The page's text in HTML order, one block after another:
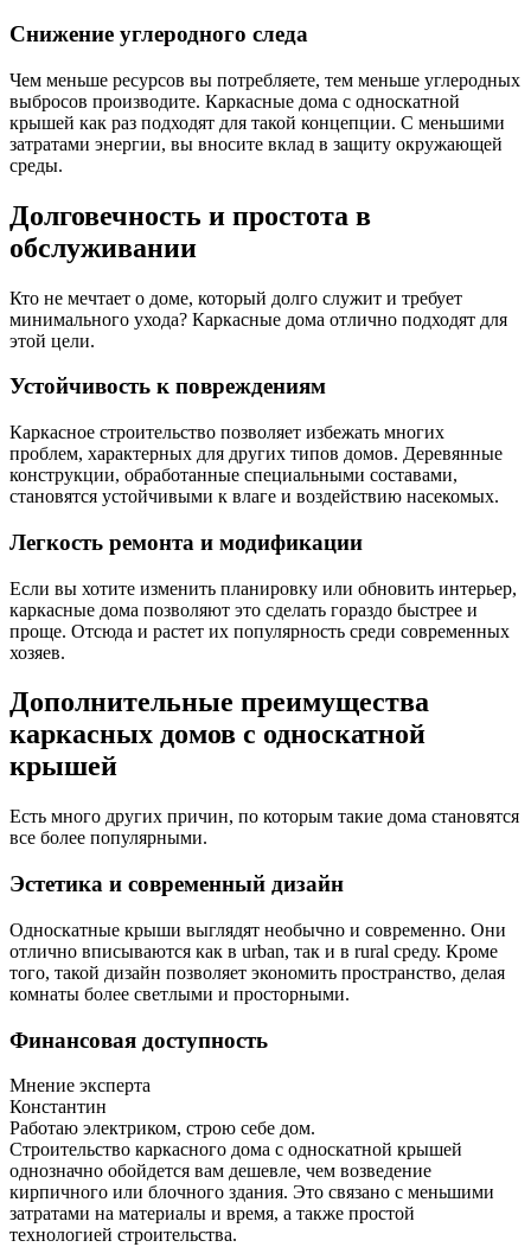
Снижение углеродного следа
Чем меньше ресурсов вы потребляете, тем меньше углеродных
выбросов производите. Каркасные дома с односкатной
крышей как раз подходят для такой концепции. С меньшими
затратами энергии, вы вносите вклад в защиту окружающей
среды.
Долговечность и простота в
обслуживании
Кто не мечтает о доме, который долго служит и требует
минимального ухода? Каркасные дома отлично подходят для
этой цели.
Устойчивость к повреждениям
Каркасное строительство позволяет избежать многих
проблем, характерных для других типов домов. Деревянные
конструкции, обработанные специальными составами,
становятся устойчивыми к влаге и воздействию насекомых.
Легкость ремонта и модификации
Если вы хотите изменить планировку или обновить интерьер,
каркасные дома позволяют это сделать гораздо быстрее и
проще. Отсюда и растет их популярность среди современных
хозяев.
Дополнительные преимущества
каркасных домов с односкатной
крышей
Есть много других причин, по которым такие дома становятся
все более популярными.
Эстетика и современный дизайн
Односкатные крыши выглядят необычно и современно. Они
отлично вписываются как в urban, так и в rural среду. Кроме
того, такой дизайн позволяет экономить пространство, делая
комнаты более светлыми и просторными.
Финансовая доступность
Мнение эксперта
Константин
Работаю электриком, строю себе дом.
Строительство каркасного дома с односкатной крышей
однозначно обойдется вам дешевле, чем возведение
кирпичного или блочного здания. Это связано с меньшими
затратами на материалы и время, а также простой
технологией строительства.